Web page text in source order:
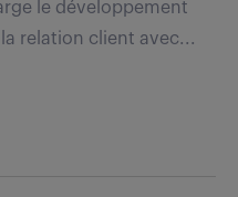
le développement
relation client avec...